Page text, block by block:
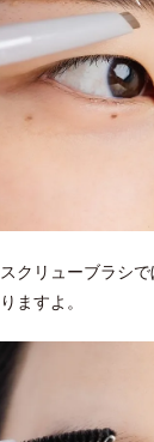
クリューブラシ
ますよ。